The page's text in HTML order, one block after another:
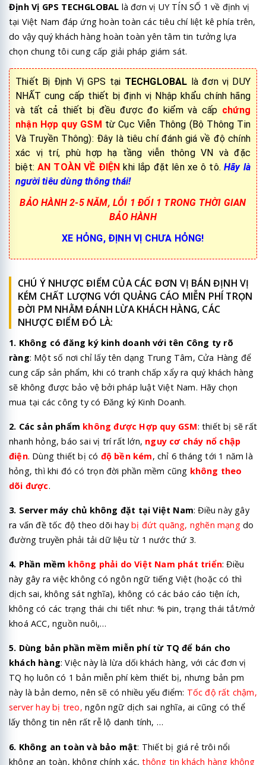
Định Vị GPS TECHGLOBAL là đơn vị UY TÍN SỐ 1 về định vị
tại Việt Nam đáp ứng hoàn toàn các tiêu chí liệt kê phía trên,
do vậy quý khách hàng hoàn toàn yên tâm tin tưởng lựa
chọn chung tôi cung cấp giải pháp giám sát.
Thiết Bị Định Vị GPS tại TECHGLOBAL là đơn vị DUY
NHẤT cung cấp thiết bị định vị Nhập khẩu chính hãng
và tất cả thiết bị đều được đo kiểm và cấp chứng
nhận Hợp quy GSM từ Cục Viễn Thông (Bộ Thông Tin
Và Truyền Thông): Đây là tiêu chí đánh giá về độ chính
xác vị trí, phù hợp hạ tầng viễn thông VN và đặc
biệt: AN TOÀN VỀ ĐIỆN khi lắp đặt lên xe ô tô.Hãy là
người tiêu dùng thông thái!
BẢO HÀNH 2-5 NĂM, LỖI 1 ĐỔI 1 TRONG THỜI GIAN
BẢO HÀNH
XE HỎNG, ĐỊNH VỊ CHƯA HỎNG!
CHÚ Ý NHƯỢC ĐIỂM CỦA CÁC ĐƠN VỊ BÁN ĐỊNH VỊ
KÉM CHẤT LƯỢNG VỚI QUẢNG CÁO MIỄN PHÍ TRỌN
ĐỜI PM NHẰM ĐÁNH LỪA KHÁCH HÀNG, CÁC
NHƯỢC ĐIỂM ĐÓ LÀ:
1. Không có đăng ký kinh doanh với tên Công ty rõ
ràng: Một số nơi chỉ lấy tên dạng Trung Tâm, Cửa Hàng để
cung cấp sản phẩm, khi có tranh chấp xẩy ra quý khách hàng
sẽ không được bảo vệ bởi pháp luật Việt Nam. Hãy chọn
mua tại các công ty có Đăng ký Kinh Doanh.
2. Các sản phẩm không được Hợp quy GSM: thiết bị sẽ rất
nhanh hỏng, báo sai vị trí rất lớn, nguy cơ cháy nổ chập
điện. Dùng thiết bị có độ bền kém, chỉ 6 tháng tới 1 năm là
hỏng, thì khi đó có trọn đời phần mềm cũng không theo
dõi được.
3. Server máy chủ không đặt tại Việt Nam: Điều này gây
ra vấn đề tốc độ theo dõi hay bị đứt quãng, nghẽn mạngdo
đường truyền phải tải dữ liệu từ 1 nước thứ 3.
4. Phần mềm không phải do Việt Nam phát triển: Điều
này gây ra việc không có ngôn ngữ tiếng Việt (hoặc có thì
dịch sai, không sát nghĩa), không có các báo cáo tiện ích,
không có các trạng thái chi tiết như: % pin, trạng thái tắt/mở
khoá ACC, nguồn nuôi,…
5. Dùng bản phần mềm miễn phí từ TQ để bán cho
khách hàng: Việc này là lừa dối khách hàng, với các đơn vị
TQ họ luôn có 1 bản miễn phí kèm thiết bị, nhưng bản pm
này là bản demo, nên sẽ có nhiều yếu điểm: Tốc độ rất chậm,
server hay bị treo, ngôn ngữ dịch sai nghĩa, ai cũng có thể
lấy thông tin nên rất rễ lộ danh tính, …
6. Không an toàn và bảo mật: Thiết bị giá rẻ trôi nổi
không an toàn, không chính xác,thông tin khách hàng không